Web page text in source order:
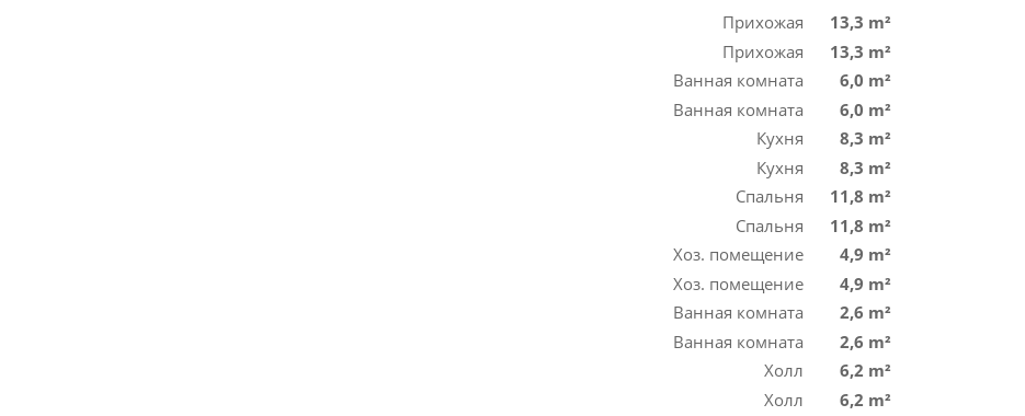
Прихожая
13,3 m²
Прихожая
13,3 m²
Ванная комната
6,0 m²
Ванная комната
6,0 m²
Кухня
8,3 m²
Кухня
8,3 m²
Спальня
11,8 m²
Спальня
11,8 m²
Хоз. помещение
4,9 m²
Хоз. помещение
4,9 m²
Ванная комната
2,6 m²
Ванная комната
2,6 m²
Холл
6,2 m²
Холл
6,2 m²